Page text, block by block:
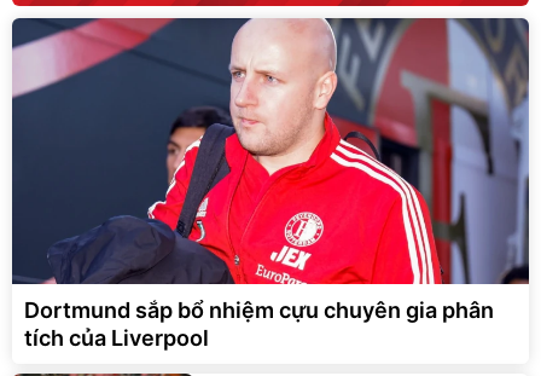
Dortmund sắp bổ nhiệm cựu chuyên gia phân
tích của Liverpool